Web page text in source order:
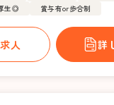
生◎ 賞与有or歩合制
人 詳